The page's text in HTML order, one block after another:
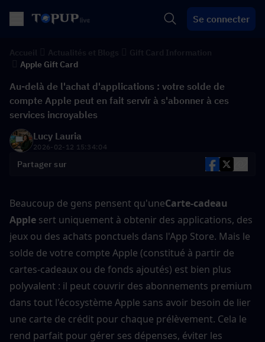
Se connecter
Apple Gift Card
Au-delà de l'achat d'applications : votre solde de
compte Apple peut en fait servir à s'abonner à ces
services incroyables
Lucy Lauria
2026-02-12 15:34:04
Partager sur
Beaucoup de gens pensent qu'uneCarte-cadeau
Apple sert uniquement à obtenir des applications, des
jeux ou des achats ponctuels dans l'App Store. Mais le
solde de votre compte Apple (constitué à partir de
cartes-cadeaux ou de fonds ajoutés) est bien plus
polyvalent : il peut couvrir des abonnements premium
dans tout l'écosystème Apple sans avoir besoin de lier
une carte de crédit pour chaque prélèvement. Cela le
rend parfait pour gérer ses dépenses, éviter les